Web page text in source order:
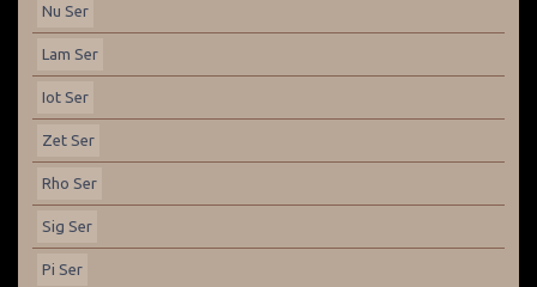
Nu Ser
Lam Ser
Iot Ser
Zet Ser
Rho Ser
Sig Ser
Pi Ser